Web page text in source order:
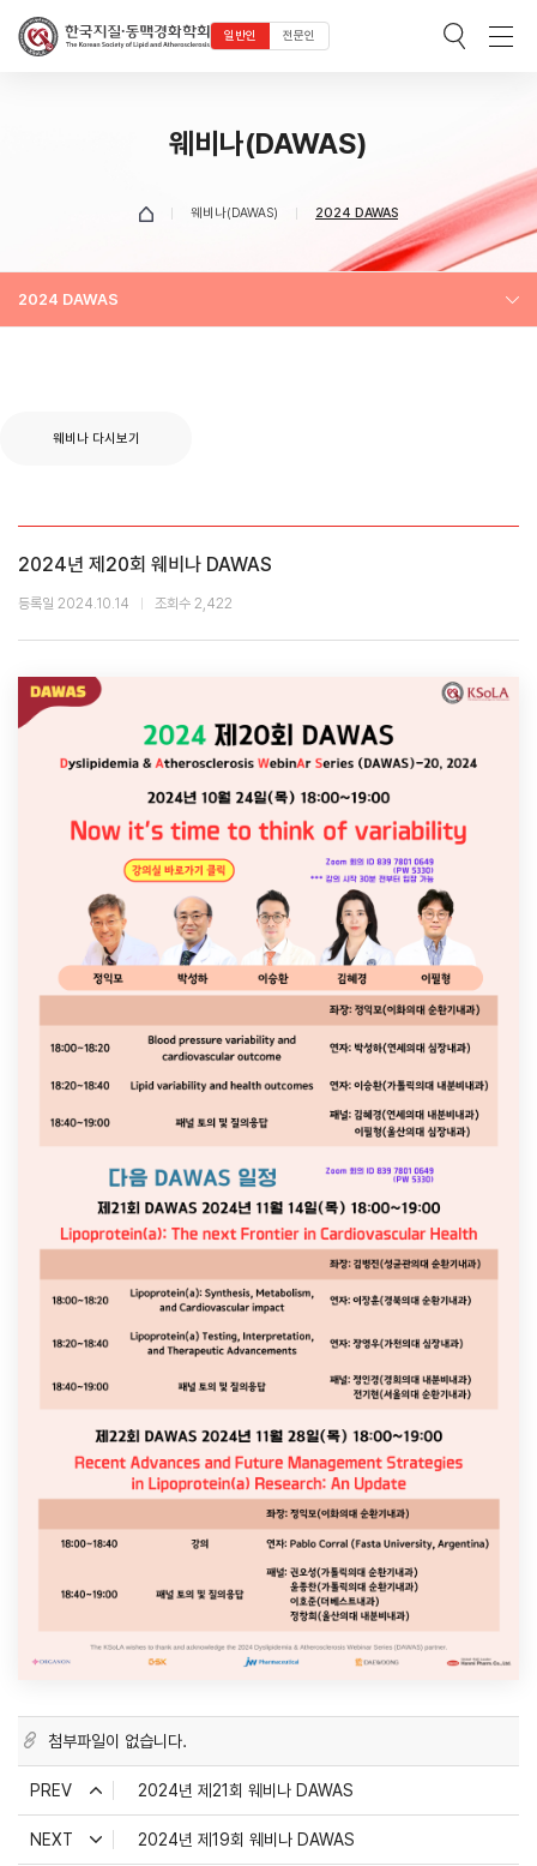
일반인 전문인
웨비나(DAWAS)
웨비나(DAWAS) 2024 DAWAS
2024 DAWAS
웨비나 다시보기
2024년 제20회 웨비나 DAWAS
등록일 2024.10.14 조회수 2,422
첨부파일이 없습니다.
PREV 2024년 제21회 웨비나 DAWAS
NEXT 2024년 제19회 웨비나 DAWAS